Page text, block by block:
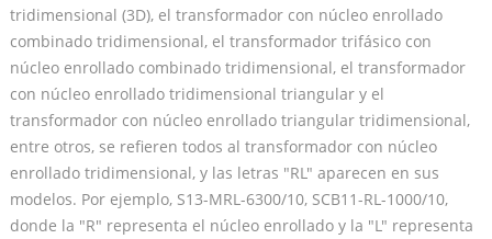
tridimensional (3D), el transformador con núcleo enrollado
combinado tridimensional, el transformador trifásico con
núcleo enrollado combinado tridimensional, el transformador
con núcleo enrollado tridimensional triangular y el
transformador con núcleo enrollado triangular tridimensional,
entre otros, se refieren todos al transformador con núcleo
enrollado tridimensional, y las letras "RL" aparecen en sus
modelos. Por ejemplo, S13-MRL-6300/10, SCB11-RL-1000/10,
donde la "R" representa el núcleo enrollado y la "L" representa